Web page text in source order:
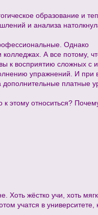
образование и
и анализа
Однако
А все потому,
к восприятию сложных с
упражнений. И при
дополнительные платные
этому относиться?
Хоть жёстко учи, хоть
учатся в университете,